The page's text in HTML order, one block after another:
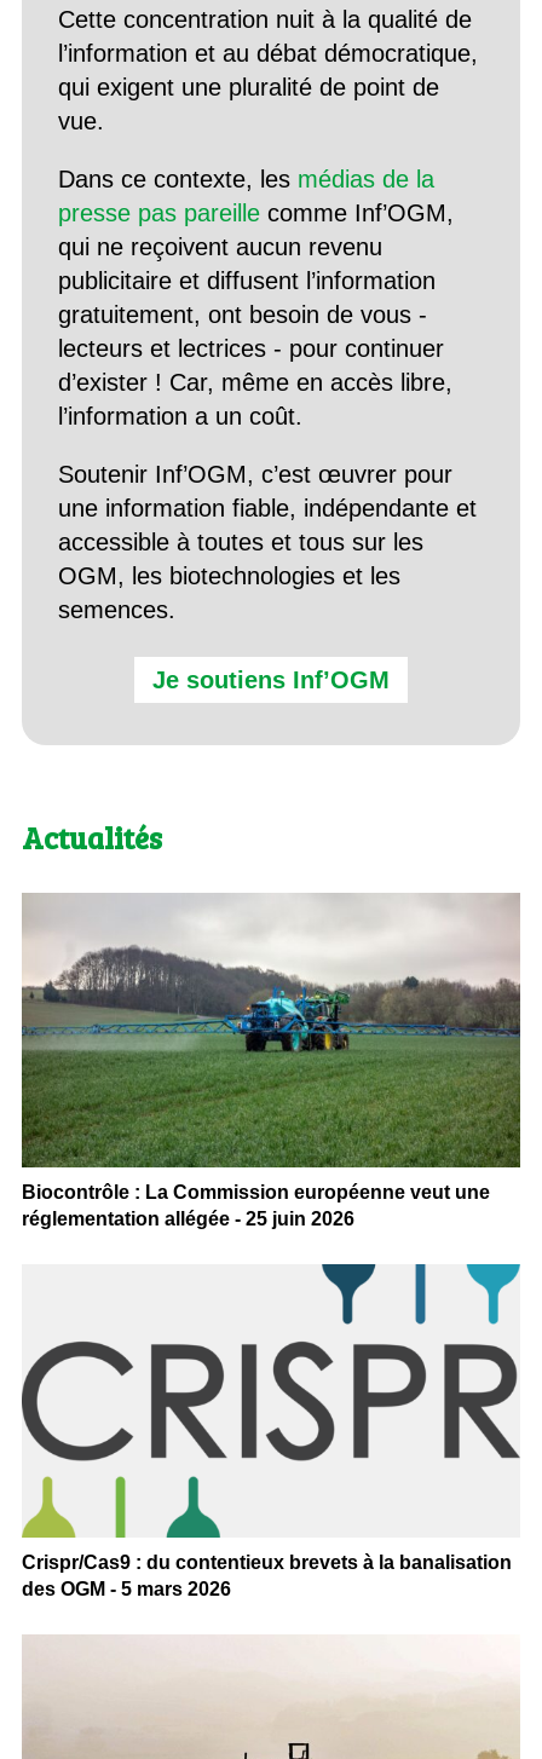
Cette concentration nuit à la qualité de
l’information et au débat démocratique,
qui exigent une pluralité de point de
vue.
Dans ce contexte, les médias de la
presse pas pareillecomme Inf’OGM,
qui ne reçoivent aucun revenu
publicitaire et diffusent l’information
gratuitement, ont besoin de vous -
lecteurs et lectrices - pour continuer
d’exister ! Car, même en accès libre,
l’information a un coût.
Soutenir Inf’OGM, c’est œuvrer pour
une information fiable, indépendante et
accessible à toutes et tous sur les
OGM, les biotechnologies et les
semences.
Je soutiens Inf’OGM
Actualités
Biocontrôle : La Commission européenne veut une
réglementation allégée - 25 juin 2026
Crispr/Cas9 : du contentieux brevets à la banalisation
des OGM - 5 mars 2026